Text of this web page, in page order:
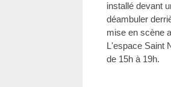
installé devant
déambuler
mise en scène
L'espace Saint
de 15h à 19h.